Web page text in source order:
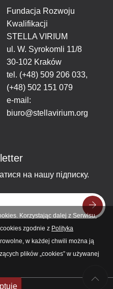
Fundacja Rozwoju
Kwalifikacji
STELLA VIRIUM
ul. W. Syrokomli 11/8
30-102 Kraków
tel. (+48) 509 206 033,
(+48) 502 151 079
e-mail:
biuro@stellavirium.org
на нашу підписку.
Korzystając dalej z Serwisu,
zgodnie z Polityka
w każdej chwili można ją
plików „cookies” w używanej